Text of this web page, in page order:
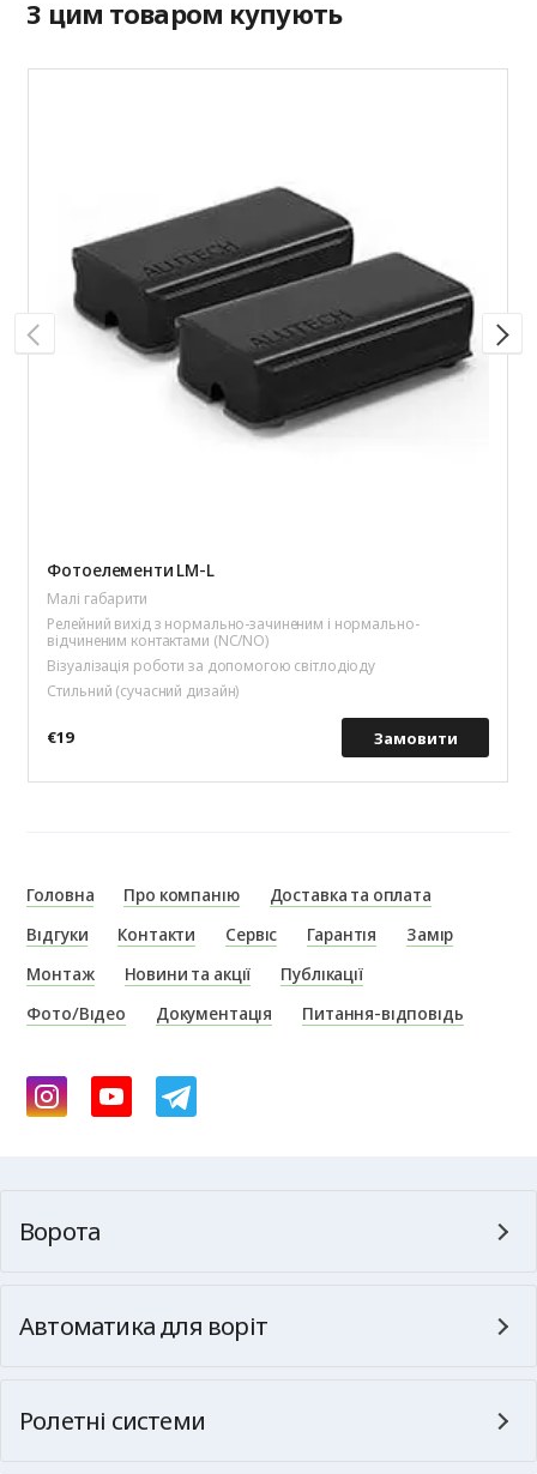
З цим товаром купують
Фотоелементи LM-L
Малі габарити
Релейний вихід з нормально-зачиненим і нормально-
відчиненим контактами (NC/NO)
Візуалізація роботи за допомогою світлодіоду
Стильний (сучасний дизайн)
€19 Замовити
Головна Про компанію
Доставка та оплата
Відгуки
Контакти Сервіс Гарантія
Замір
Монтаж
Новини та акції
Публікації
Фото/Відео
Документація Питання-відповідь
Ворота
Автоматика для воріт
Ролетні системи